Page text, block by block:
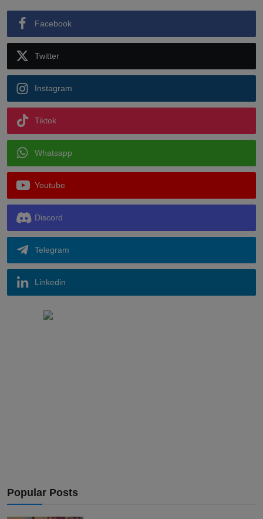
Facebook
Twitter
Instagram
Tiktok
Whatsapp
Youtube
Discord
Telegram
Linkedin
Popular Posts